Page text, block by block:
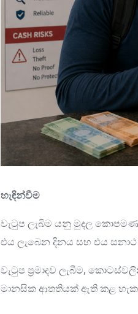
හැඳින්වීම
වැටුප ලැබීම යනු මුදල
එය ලැබෙන දිනය සහ එය
වැටුප ප්‍රමාදව ලැබීම,
මානසික ආතතියක් ඇති කළ